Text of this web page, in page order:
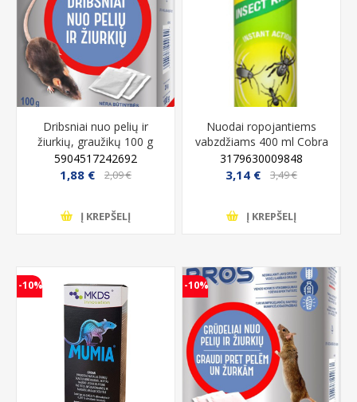
Dribsniai nuo pelių ir
žiurkių, graužikų 100 g
Bros
5904517242692
1,88 € 2,09 €
Į KREPŠELĮ
Nuodai ropojantiems
vabzdžiams 400 ml Cobra
3179630009848
3,14 € 3,49 €
Į KREPŠELĮ
-10% -10%